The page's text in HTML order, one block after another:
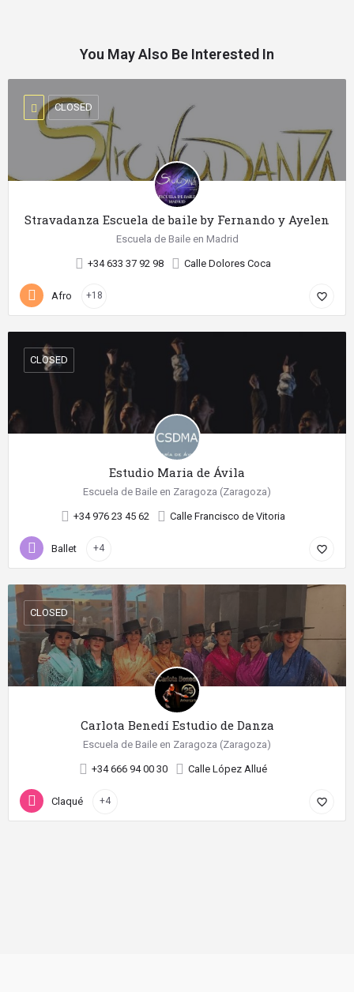
You May Also Be Interested In
Stravadanza Escuela de baile by Fernando y Ayelen
Escuela de Baile en Madrid
+34 633 37 92 98 Calle Dolores Coca
CLOSED
Afro +18 favorite_border
Estudio Maria de Ávila
Escuela de Baile en Zaragoza (Zaragoza)
+34 976 23 45 62 Calle Francisco de Vitoria
CLOSED
Ballet +4 favorite_border
Carlota Benedí Estudio de Danza
Escuela de Baile en Zaragoza (Zaragoza)
+34 666 94 00 30 Calle López Allué
CLOSED
Claqué +4 favorite_border